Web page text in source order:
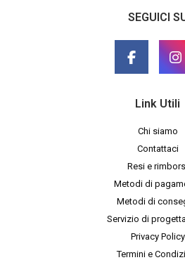
SEGUICI
Link Utili
Chi siamo
Contattaci
Resi e
Metodi di
Metodi di
Servizio di
Privacy Policy
Termini e